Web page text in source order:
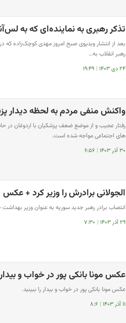
تذکر رهبری به نماینده‌ای که به
بعد از انتشار ویدیوی صبح امروز مهدی کوچک‌زاده که
رهبر انقلاب به…
۲۴ دی ۱۴۰۳ | ۱۹:۴۹
واکنش منفی مردم به لحظه دیدار
های اجتماعی مواجه شده است.
۳۰ آذر ۱۴۰۳ | ۶:۵۶
الجولانی برادرش را وزیر کرد + عکس
انتصاب برادر رهبر جدید سوریه به عنوان وزیر بهداشت
۲۹ آذر ۱۴۰۳ | ۷:۳۰
عکس مونا بانکی پور در خواب و
عکس مونا بانکی پور در خواب و بیدار را ببینید.
۱۱ آذر ۱۴۰۳ | ۸:۶